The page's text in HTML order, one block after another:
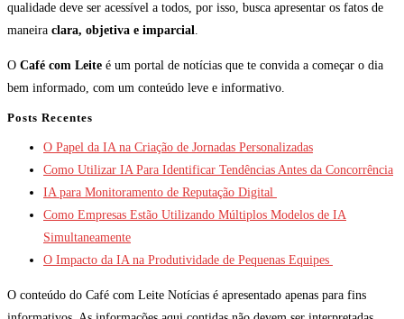
qualidade deve ser acessível a todos, por isso, busca apresentar os fatos de
maneira clara, objetiva e imparcial.
O Café com Leite é um portal de notícias que te convida a começar o dia
bem informado, com um conteúdo leve e informativo.
Posts Recentes
O Papel da IA na Criação de Jornadas Personalizadas
Como Utilizar IA Para Identificar Tendências Antes da Concorrência
IA para Monitoramento de Reputação Digital
Como Empresas Estão Utilizando Múltiplos Modelos de IA
Simultaneamente
O Impacto da IA na Produtividade de Pequenas Equipes
O conteúdo do Café com Leite Notícias é apresentado apenas para fins